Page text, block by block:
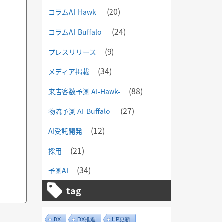
コラムAI-Hawk- (20)
コラムAI-Buffalo- (24)
プレスリリース (9)
メディア掲載 (34)
来店客数予測 AI-Hawk- (88)
物流予測 AI-Buffalo- (27)
AI受託開発 (12)
採用 (21)
予測AI (34)
tag
DX DX推進 HP更新